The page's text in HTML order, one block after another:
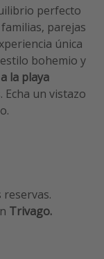
perfecto
parejas
única
bohemio y
la playa
Echa un vistazo
Trivago.